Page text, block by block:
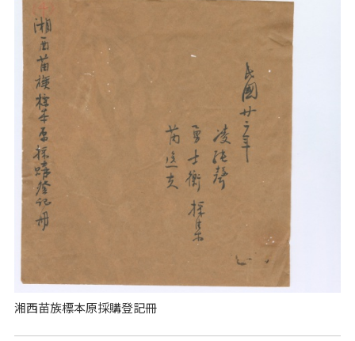
湘西苗族標本原採購登記冊